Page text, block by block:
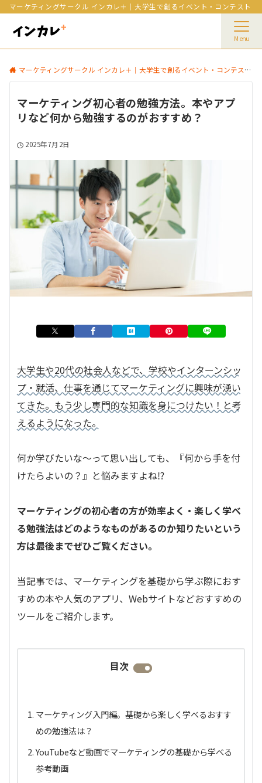
マーケティングサークル インカレ＋｜大学生で創るイベント・コンテスト
Menu
マーケティングサークル インカレ＋｜大学生で創るイベント・コンテスト
マーケティング初心者の勉強方法。本やアプ
リなど何から勉強するのがおすすめ？
2025年7月2日
大学生や20代の社会人などで、学校やインターンシッ
プ・就活、仕事を通じてマーケティングに興味が湧い
てきた。もう少し専門的な知識を身につけたい！と考
えるようになった。
何か学びたいな～って思い出しても、『何から手を付
けたらよいの？』と悩みますよね⁉
マーケティングの初心者の方が効率よく・楽しく学べ
る勉強法はどのようなものがあるのか知りたいという
方は最後までぜひご覧ください。
当記事では、マーケティングを基礎から学ぶ際におす
すめの本や人気のアプリ、Webサイトなどおすすめの
ツールをご紹介します。
目次
マーケティング入門編。基礎から楽しく学べるおすす
めの勉強法は？
YouTubeなど動画でマーケティングの基礎から学べる
参考動画